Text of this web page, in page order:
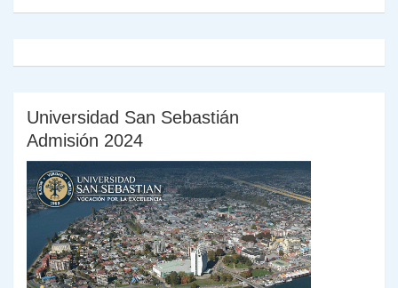
Universidad San Sebastián
Admisión 2024